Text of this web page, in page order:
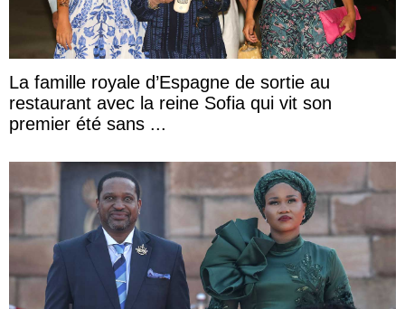
La famille royale d’Espagne de sortie au
restaurant avec la reine Sofia qui vit son
premier été sans ...